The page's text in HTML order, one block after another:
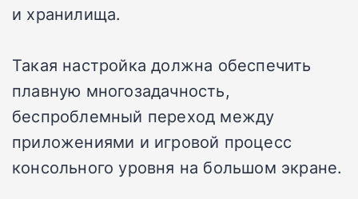
и хранилища.
Такая настройка должна обеспечить
плавную многозадачность,
беспроблемный переход между
приложениями и игровой процесс
консольного уровня на большом экране.